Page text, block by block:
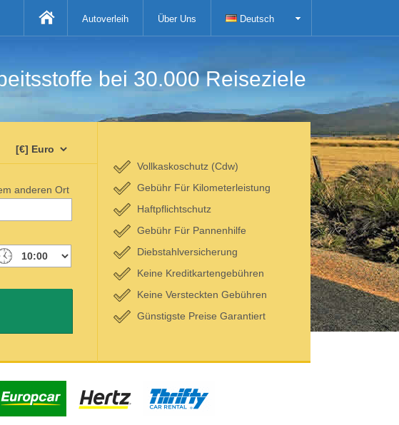
Autoverleih Über Uns Deutsch
bei 30.000 Reiseziele
anderen Ort
Vollkaskoschutz (Cdw)
Gebühr Für Kilometerleistung
Haftpflichtschutz
Gebühr Für Pannenhilfe
Diebstahlversicherung
Keine Kreditkartengebühren
Keine Versteckten Gebühren
Günstigste Preise Garantiert